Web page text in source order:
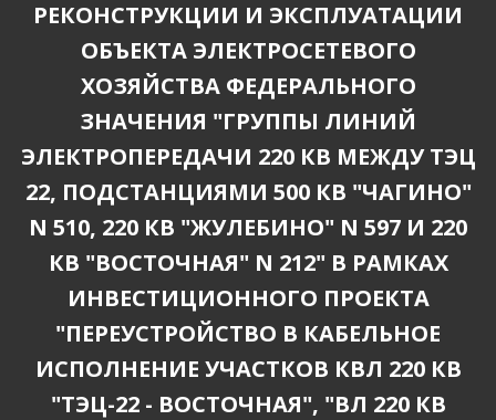
РЕКОНСТРУКЦИИ И ЭКСПЛУАТАЦИИ
ОБЪЕКТА ЭЛЕКТРОСЕТЕВОГО
ХОЗЯЙСТВА ФЕДЕРАЛЬНОГО
ЗНАЧЕНИЯ "ГРУППЫ ЛИНИЙ
ЭЛЕКТРОПЕРЕДАЧИ 220 КВ МЕЖДУ ТЭЦ
22, ПОДСТАНЦИЯМИ 500 КВ "ЧАГИНО"
N 510, 220 КВ "ЖУЛЕБИНО" N 597 И 220
КВ "ВОСТОЧНАЯ" N 212" В РАМКАХ
ИНВЕСТИЦИОННОГО ПРОЕКТА
"ПЕРЕУСТРОЙСТВО В КАБЕЛЬНОЕ
ИСПОЛНЕНИЕ УЧАСТКОВ КВЛ 220 КВ
"ТЭЦ-22 - ВОСТОЧНАЯ", "ВЛ 220 КВ